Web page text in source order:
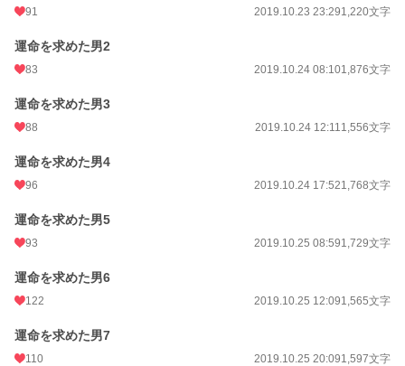
初回完結日時
週間ポイント
月間ポイント
年間ポイント
累計ポイント
91 2019.10.23 23:291,220文字
運命を求めた男2
83 2019.10.24 08:101,876文字
運命を求めた男3
88 2019.10.24 12:11 1,556文字
運命を求めた男4
96 2019.10.24 17:521,768文字
運命を求めた男5
93 2019.10.25 08:591,729文字
運命を求めた男6
122 2019.10.25 12:091,565文字
運命を求めた男7
110 2019.10.25 20:091,597文字